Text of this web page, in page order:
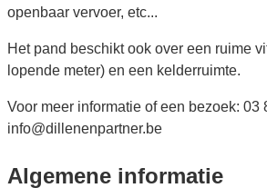
openbaar vervoer, etc...
Het pand beschikt ook over een ruime
lopende meter) en een kelderruimte.
Voor meer informatie of een bezoek: 03
info@dillenenpartner.be
Algemene informatie